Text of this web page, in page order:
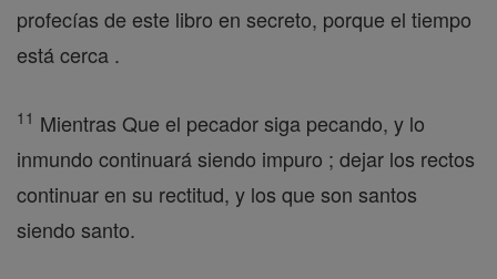
profecías de este libro en secreto, porque el tiempo
está cerca .
11 Mientras Que el pecador siga pecando, y lo
inmundo continuará siendo impuro ; dejar los rectos
continuar en su rectitud, y los que son santos
siendo santo.